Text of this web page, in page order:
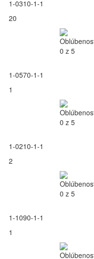
1-0310-1-1
20
1-0570-1-1
1
1-0210-1-1
2
1-1090-1-1
1